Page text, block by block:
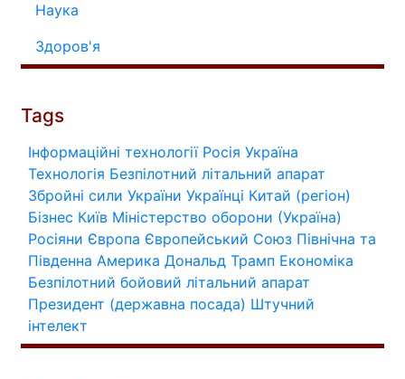
Наука
Здоров'я
Tags
Інформаційні технології Росія Україна
Технологія Безпілотний літальний апарат
Збройні сили України Українці Китай (регіон)
Бізнес Київ Міністерство оборони (Україна)
Росіяни Європа Європейський Союз Північна та
Південна Америка Дональд Трамп Економіка
Безпілотний бойовий літальний апарат
Президент (державна посада) Штучний
інтелект